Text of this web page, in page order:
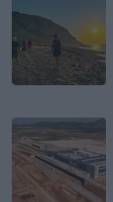
Image